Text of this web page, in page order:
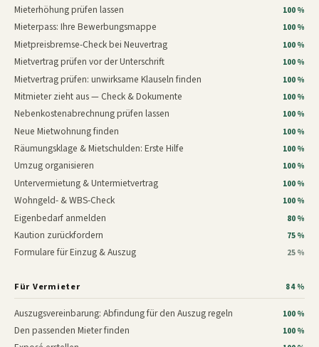
Mieterhöhung prüfen lassen 100 %
Mieterpass: Ihre Bewerbungsmappe 100 %
Mietpreisbremse-Check bei Neuvertrag 100 %
Mietvertrag prüfen vor der Unterschrift 100 %
Mietvertrag prüfen: unwirksame Klauseln finden 100 %
Mitmieter zieht aus — Check & Dokumente 100 %
Nebenkostenabrechnung prüfen lassen 100 %
Neue Mietwohnung finden 100 %
Räumungsklage & Mietschulden: Erste Hilfe 100 %
Umzug organisieren 100 %
Untervermietung & Untermietvertrag 100 %
Wohngeld- & WBS-Check 100 %
Eigenbedarf anmelden 80 %
Kaution zurückfordern 75 %
Formulare für Einzug & Auszug 25 %
Für Vermieter 84 %
Auszugsvereinbarung: Abfindung für den Auszug regeln 100 %
Den passenden Mieter finden 100 %